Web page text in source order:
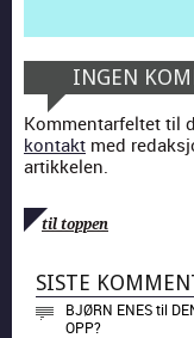
INGEN
Kommentarfeltet til
kontakt med
artikkelen.
til toppen
SISTE
BJØRN ENEStil
OPP?